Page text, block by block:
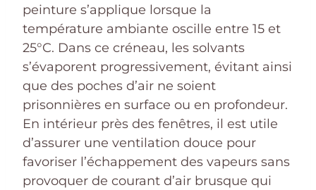
peinture s’applique lorsque la
température ambiante oscille entre 15 et
25°C. Dans ce créneau, les solvants
s’évaporent progressivement, évitant ainsi
que des poches d’air ne soient
prisonnières en surface ou en profondeur.
En intérieur près des fenêtres, il est utile
d’assurer une ventilation douce pour
favoriser l’échappement des vapeurs sans
provoquer de courant d’air brusque qui